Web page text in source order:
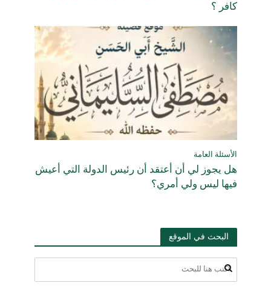
كافر ؟
الأسئلة العامة
هل يجوز لي أن أعتقد أن رئيس الدولة التي أعيش
فيها ليس ولي أمري؟
البحث في الموقع